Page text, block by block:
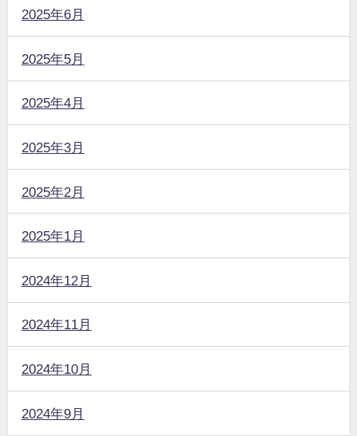
2025年6月
2025年5月
2025年4月
2025年3月
2025年2月
2025年1月
2024年12月
2024年11月
2024年10月
2024年9月